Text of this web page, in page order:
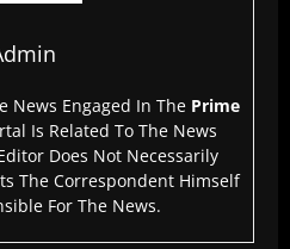
News Engaged In The Prime
Is Related To The News
Does Not Necessarily
The Correspondent Himself
For The News.